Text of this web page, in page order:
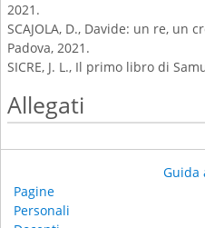
2021.
SCAJOLA, D., Davide: un re, un
Padova, 2021.
SICRE, J. L., Il primo libro di
Allegati
Pagine
Personali
Guida